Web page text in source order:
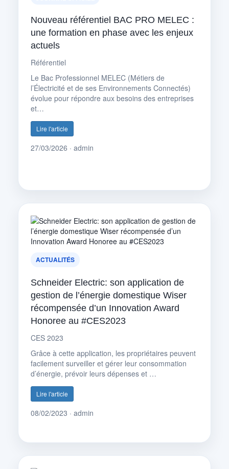
Nouveau référentiel BAC PRO MELEC :
une formation en phase avec les enjeux
actuels
Référentiel
Le Bac Professionnel MELEC (Métiers de
l’Électricité et de ses Environnements Connectés)
évolue pour répondre aux besoins des entreprises
et…
Lire l'article
27/03/2026 · admin
ACTUALITÉS
Schneider Electric: son application de
gestion de l’énergie domestique Wiser
récompensée d’un Innovation Award
Honoree au #CES2023
CES 2023
Grâce à cette application, les propriétaires peuvent
facilement surveiller et gérer leur consommation
d’énergie, prévoir leurs dépenses et …
Lire l'article
08/02/2023 · admin